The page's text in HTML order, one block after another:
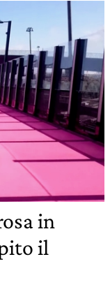
in
il